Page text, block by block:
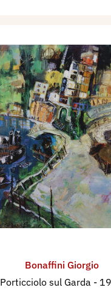
Bonaffini Giorgio
Porticciolo sul Garda -